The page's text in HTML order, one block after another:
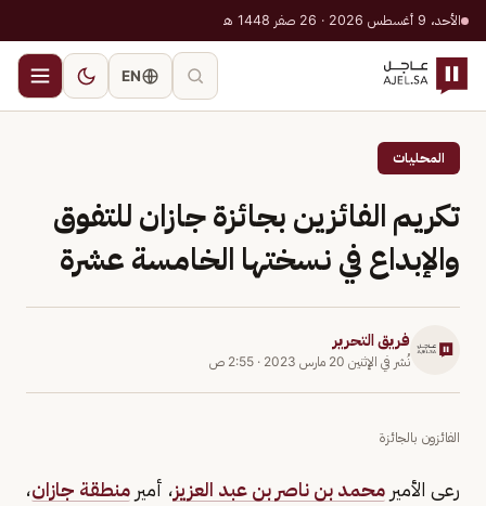
الأحد، 9 أغسطس 2026 · 26 صفر 1448 هـ
EN
المحليات
تكريم الفائزين بجائزة جازان للتفوق
والإبداع في نسختها الخامسة عشرة
فريق التحرير
نُشر في الإثنين 20 مارس 2023 · 2:55 ص
الفائزون بالجائزة
رعى الأمير محمد بن ناصر بن عبد العزيز، أمير منطقة جازان،